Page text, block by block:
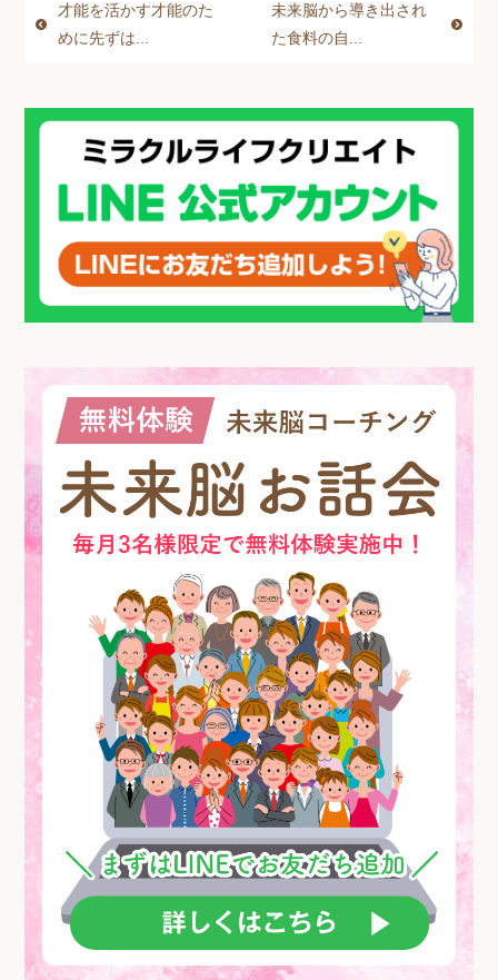
e
b
o
k
e
er
er
才能を活かす才能のた
めに先ずは...
未来脳から導き出され
た食料の自...